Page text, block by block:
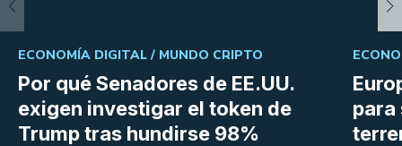
Por qué Senadores de EE.UU.
exigen investigar el token de
Trump tras hundirse 98%
ECONOMÍA DIGITAL / MUNDO CRIPTO
para